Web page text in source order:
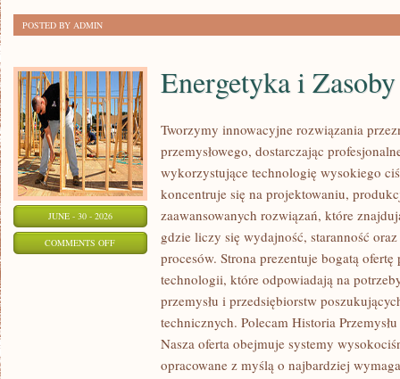
POSTED BY ADMIN
JUNE - 30 - 2026
COMMENTS OFFON
ENERGETYKA
Energetyka i Zasoby
Tworzymy innowacyjne rozwiązania
przemysłowego, dostarczając
wykorzystujące technologię wysokiego
koncentruje się na projektowaniu,
zaawansowanych rozwiązań, które
gdzie liczy się wydajność, staranność
procesów. Strona prezentuje bogatą ofertę
technologii, które odpowiadają na
przemysłu i przedsiębiorstw
technicznych. Polecam Historia
Nasza oferta obejmuje systemy
opracowane z myślą o najbardziej